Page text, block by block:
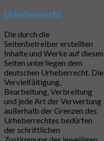
Urheberrecht
Die durch die
Seitenbetreiber erstellten
Inhalte und Werke auf diesen
Seiten unterliegen dem
deutschen Urheberrecht. Die
Vervielfältigung,
Bearbeitung, Verbreitung
und jede Art der Verwertung
außerhalb der Grenzen des
Urheberrechtes bedürfen
der schriftlichen